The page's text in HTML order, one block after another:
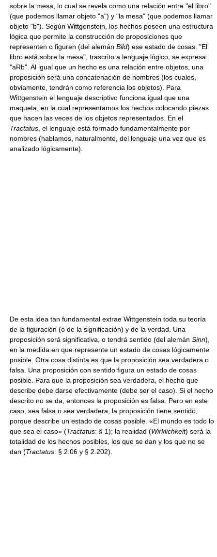
sobre la mesa, lo cual se revela como una relación entre "el libro"
(que podemos llamar objeto "a") y "la mesa" (que podemos llamar
objeto "b"). Según Wittgenstein, los hechos poseen una estructura
lógica que permite la construcción de proposiciones que
representen o figuren (del alemán Bild) ese estado de cosas. "El
libro está sobre la mesa", trascrito a lenguaje lógico, se expresa:
"aRb". Al igual que un hecho es una relación entre objetos, una
proposición será una concatenación de nombres (los cuales,
obviamente, tendrán como referencia los objetos). Para
Wittgenstein el lenguaje descriptivo funciona igual que una
maqueta, en la cual representamos los hechos colocando piezas
que hacen las veces de los objetos representados. En el
Tractatus , el lenguaje está formado fundamentalmente por
nombres (hablamos, naturalmente, del lenguaje una vez que es
analizado lógicamente).
De esta idea tan fundamental extrae Wittgenstein toda su teoría
de la figuración (o de la significación) y de la verdad. Una
proposición será significativa, o tendrá sentido (del alemán Sinn),
en la medida en que represente un estado de cosas lógicamente
posible. Otra cosa distinta es que la proposición sea verdadera o
falsa. Una proposición con sentido figura un estado de cosas
posible. Para que la proposición sea verdadera, el hecho que
describe debe darse efectivamente (debe ser el caso). Si el hecho
descrito no se da, entonces la proposición es falsa. Pero en este
caso, sea falsa o sea verdadera, la proposición tiene sentido,
porque describe un estado de cosas posible. «El mundo es todo lo
que sea el caso» (Tractatus: § 1); la realidad (Wirklichkeit) será la
totalidad de los hechos posibles, los que se dan y los que no se
dan (Tractatus: § 2.06 y § 2.202).